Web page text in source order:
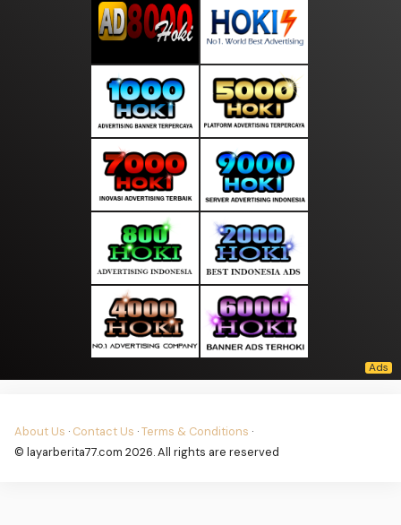
About Us · Contact Us ·Terms & Conditions ·
© layarberita77.com 2026. All rights are reserved